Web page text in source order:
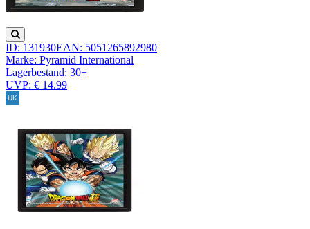
ID: 131930EAN: 5051265892980
Marke: Pyramid International
Lagerbestand: 30+
UVP: € 14.99